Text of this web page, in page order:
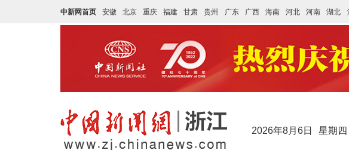
中新网首页 安徽 北京 重庆 福建 甘肃 贵州 广东 广西 海南 河北 河南 湖北
2026年8月6日 星期四